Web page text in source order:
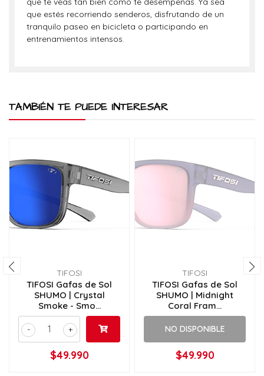
que estés recorriendo senderos, disfrutando de un
tranquilo paseo en bicicleta o participando en
entrenamientos intensos.
TAMBIÉN TE PUEDE INTERESAR
TIFOSI
TIFOSI Gafas de Sol
SHUMO | Crystal
Smoke - Smo...
+
-
$49.990
TIFOSI
TIFOSI Gafas de Sol
SHUMO | Midnight
Coral Fram...
NO DISPONIBLE
$49.990